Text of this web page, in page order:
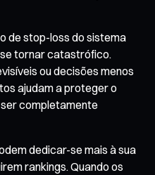
de stop-loss do sistema
tornar catastrófico.
ou decisões menos
ajudam a proteger o
completamente
dedicar-se mais à sua
rankings. Quando os